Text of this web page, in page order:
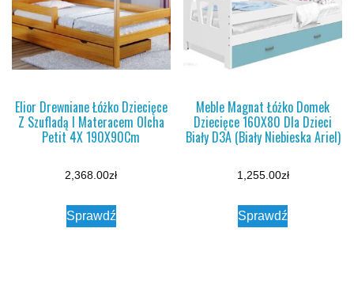
Elior Drewniane Łóżko Dziecięce
Z Szufladą I Materacem Olcha
Petit 4X 190X90Cm
2,368.00zł
Sprawdź
Meble Magnat Łóżko Domek
Dziecięce 160X80 Dla Dzieci
Biały D3A (Biały Niebieska Ariel)
1,255.00zł
Sprawdź